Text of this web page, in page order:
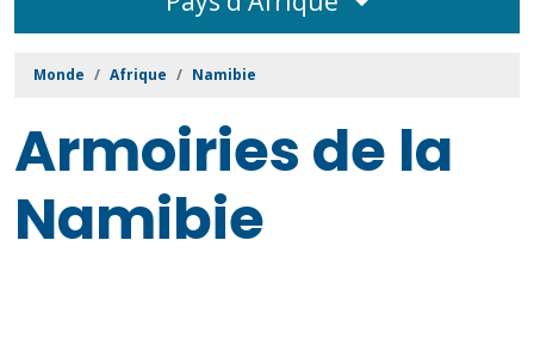
Monde Afrique Namibie
Armoiries de la
Namibie